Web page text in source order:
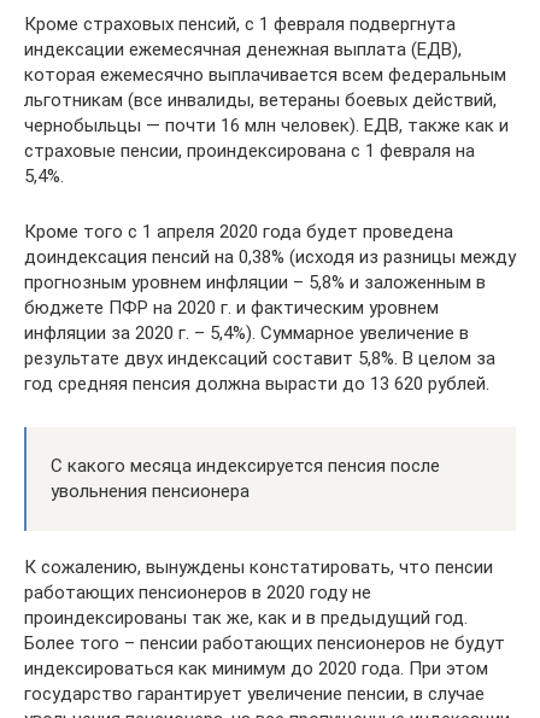
Кроме страховых пенсий, с 1 февраля подвергнута
индексации ежемесячная денежная выплата (ЕДВ),
которая ежемесячно выплачивается всем федеральным
льготникам (все инвалиды, ветераны боевых действий,
чернобыльцы — почти 16 млн человек). ЕДВ, также как и
страховые пенсии, проиндексирована с 1 февраля на
5,4%.
Кроме того с 1 апреля 2020 года будет проведена
доиндексация пенсий на 0,38% (исходя из разницы между
прогнозным уровнем инфляции – 5,8% и заложенным в
бюджете ПФР на 2020 г. и фактическим уровнем
инфляции за 2020 г. – 5,4%). Суммарное увеличение в
результате двух индексаций составит 5,8%. В целом за
год средняя пенсия должна вырасти до 13 620 рублей.
С какого месяца индексируется пенсия после
увольнения пенсионера
К сожалению, вынуждены констатировать, что пенсии
работающих пенсионеров в 2020 году не
проиндексированы так же, как и в предыдущий год.
Более того – пенсии работающих пенсионеров не будут
индексироваться как минимум до 2020 года. При этом
государство гарантирует увеличение пенсии, в случае